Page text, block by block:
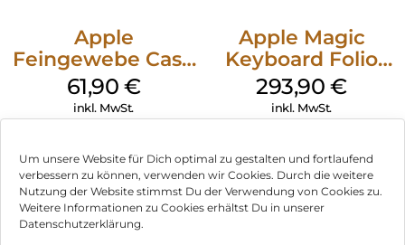
Um unsere Website für Dich optimal zu gestalten und fortlaufend
verbessern zu können, verwenden wir Cookies. Durch die weitere
Nutzung der Website stimmst Du der Verwendung von Cookies zu.
Weitere Informationen zu Cookies erhältst Du in unserer
Datenschutzerklärung.
Apple
Feingewebe Case
iPhone 15 Pro
MagSafe Schwarz
61,90 €
inkl. MwSt.
Apple Magic
Keyboard Folio
iPad 10.9″ (10.Gen.)
Weiß
293,90€
inkl. MwSt.
Impressum